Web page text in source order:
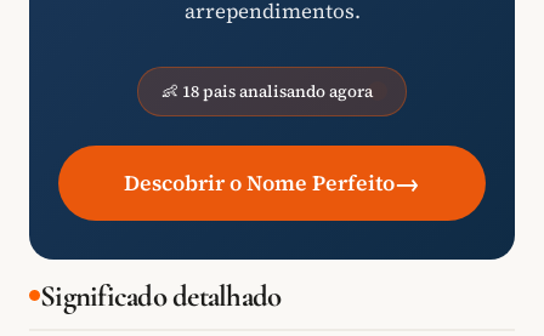
arrependimentos.
👶 18 pais analisando agora
Descobrir o Nome Perfeito→
Significado detalhado